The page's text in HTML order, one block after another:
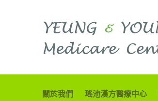
關於我們 瑤池漢方醫療中心